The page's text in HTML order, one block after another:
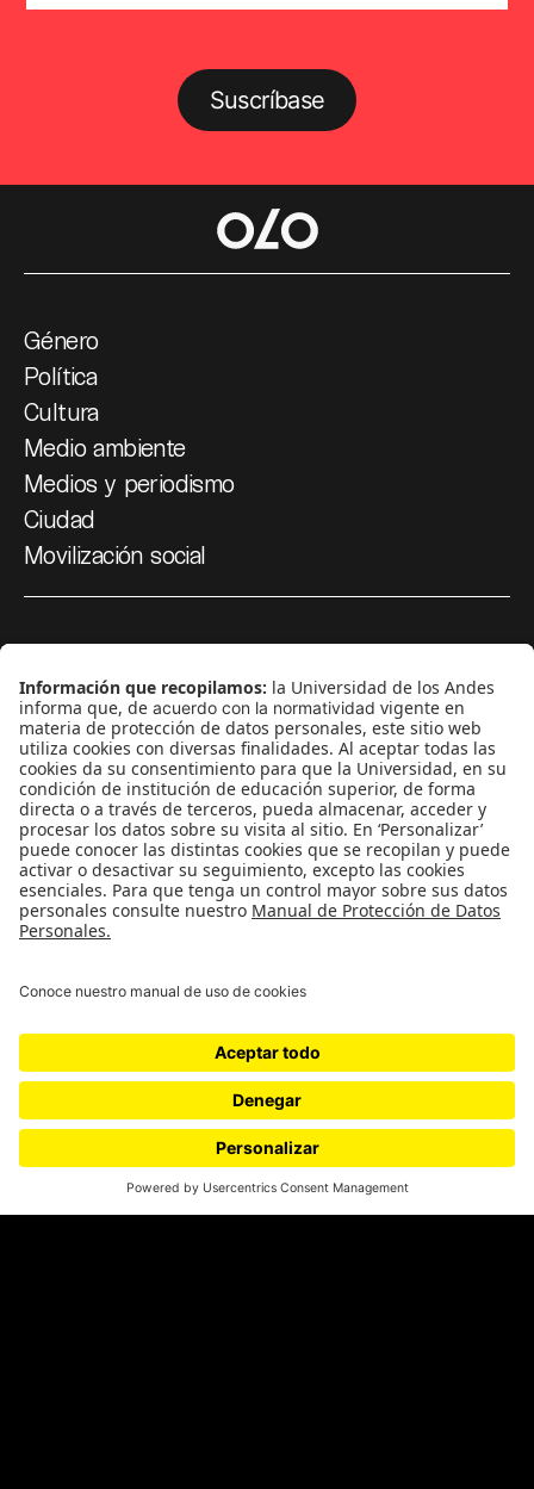
Suscríbase
Género
Política
Cultura
Medio ambiente
Medios y periodismo
Ciudad
Movilización social
Podcasts
Ediciones especiales
Proyectos 070
SÍGUENOS
¿Quieres escribir en 070?
cerosetenta@uniandes.edu.co
BOGOTÁ, COLOMBIA